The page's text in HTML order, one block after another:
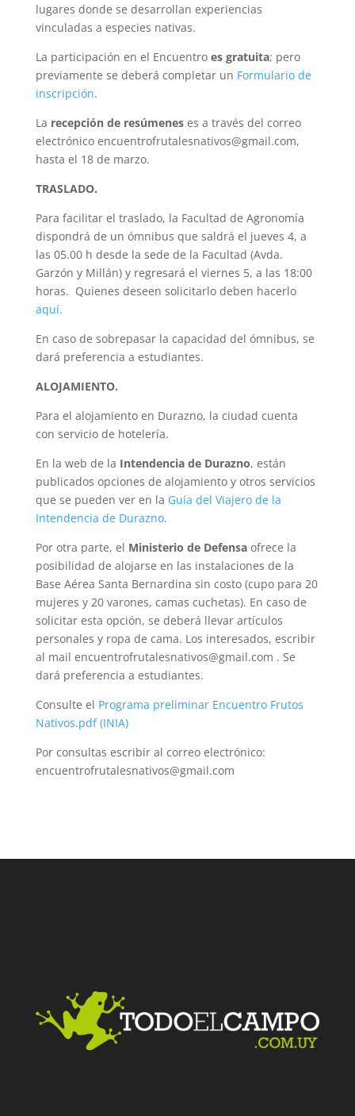
lugares donde se desarrollan experiencias
vinculadas a especies nativas.
La participación en el Encuentro es gratuita; pero
previamente se deberá completar un Formulario de
inscripción.
La recepción de resúmeneses a través del correo
electrónico encuentrofrutalesnativos@gmail.com,
hasta el 18 de marzo.
TRASLADO.
Para facilitar el traslado, la Facultad de Agronomía
dispondrá de un ómnibus que saldrá el jueves 4, a
las 05.00 h desde la sede de la Facultad (Avda.
Garzón y Millán) y regresará el viernes 5, a las 18:00
horas. Quienes deseen solicitarlo deben hacerlo
aquí.
En caso de sobrepasar la capacidad del ómnibus, se
dará preferencia a estudiantes.
ALOJAMIENTO.
Para el alojamiento en Durazno, la ciudad cuenta
con servicio de hotelería.
En la web de la Intendencia de Durazno, están
publicados opciones de alojamiento y otros servicios
que se pueden ver en la Guía del Viajero de la
Intendencia de Durazno.
Por otra parte, el Ministerio de Defensaofrece la
posibilidad de alojarse en las instalaciones de la
Base Aérea Santa Bernardina sin costo (cupo para 20
mujeres y 20 varones, camas cuchetas). En caso de
solicitar esta opción, se deberá llevar artículos
personales y ropa de cama. Los interesados, escribir
al mail encuentrofrutalesnativos@gmail.com . Se
dará preferencia a estudiantes.
Consulte el Programa preliminar Encuentro Frutos
Nativos.pdf (INIA)
Por consultas escribir al correo electrónico:
encuentrofrutalesnativos@gmail.com​